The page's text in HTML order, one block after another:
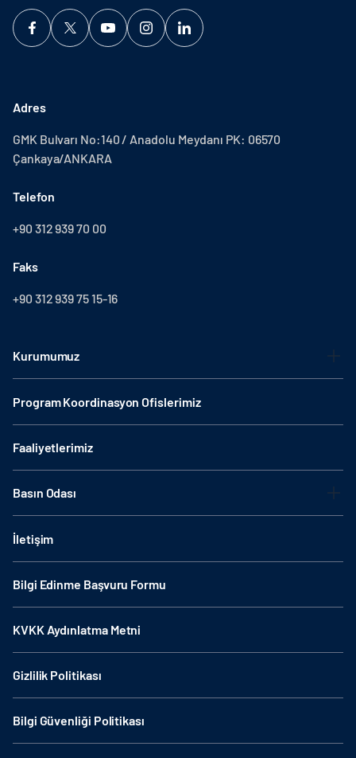
Adres
GMK Bulvarı No:140 / Anadolu Meydanı PK: 06570
Çankaya/ANKARA
Telefon
+90 312 939 70 00
Faks
+90 312 939 75 15-16
Kurumumuz
Program Koordinasyon Ofislerimiz
Faaliyetlerimiz
Basın Odası
İletişim
Bilgi Edinme Başvuru Formu
KVKK Aydınlatma Metni
Gizlilik Politikası
Bilgi Güvenliği Politikası